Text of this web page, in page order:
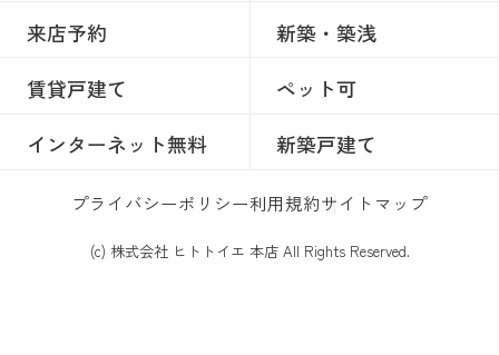
来店予約
新築・築浅
賃貸戸建て
ペット可
インターネット無料
新築戸建て
プライバシーポリシー利用規約サイトマップ
(c) 株式会社 ヒトトイエ 本店 All Rights Reserved.